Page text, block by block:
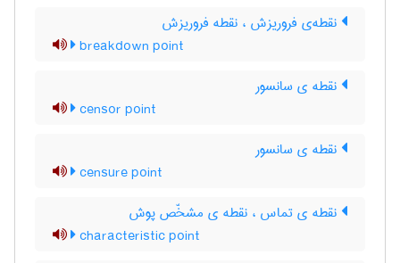
نقطه‌ی فروریزش ، نقطه فروریزش
breakdown point
نقطه ی سانسور
censor point
نقطه ی سانسور
censure point
نقطه ی تماس ، نقطه ی مشخّص پوش
characteristic point